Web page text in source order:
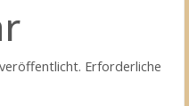
Erforderliche